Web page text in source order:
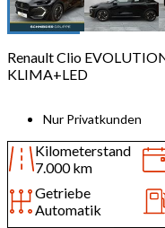
Renault Clio
KLIMA+LED
Nur Privatkunden
Kilometerstand
7.000 km
Getriebe
Automatik